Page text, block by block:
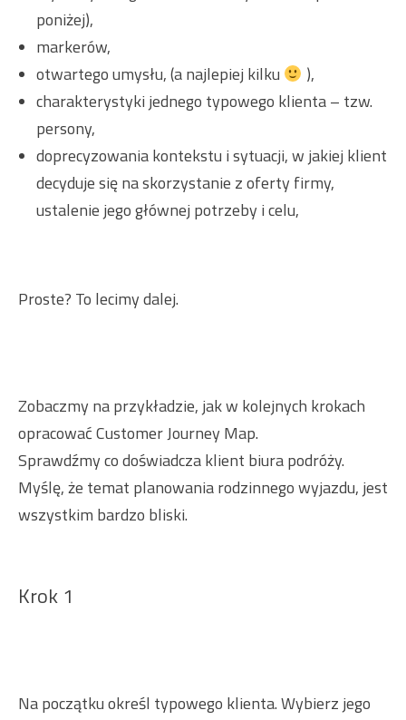
poniżej),
markerów,
otwartego umysłu, (a najlepiej kilku
),
charakterystyki jednego typowego klienta – tzw.
persony,
doprecyzowania kontekstu i sytuacji, w jakiej klient
decyduje się na skorzystanie z oferty firmy,
ustalenie jego głównej potrzeby i celu,
Proste? To lecimy dalej.
Zobaczmy na przykładzie, jak w kolejnych krokach
opracować Customer Journey Map.
Sprawdźmy co doświadcza klient biura podróży.
Myślę, że temat planowania rodzinnego wyjazdu, jest
wszystkim bardzo bliski.
Krok 1
Na początku określ typowego klienta. Wybierz jego